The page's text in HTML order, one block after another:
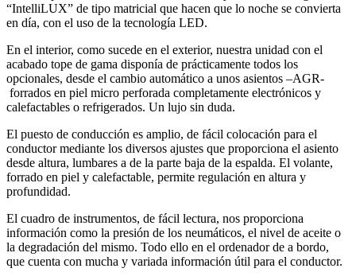
“IntelliLUX” de tipo matricial que hacen que lo noche se convierta
en día, con el uso de la tecnología LED.
En el interior, como sucede en el exterior, nuestra unidad con el
acabado tope de gama disponía de prácticamente todos los
opcionales, desde el cambio automático a unos asientos –AGR-
forrados en piel micro perforada completamente electrónicos y
calefactables o refrigerados. Un lujo sin duda.
El puesto de conducción es amplio, de fácil colocación para el
conductor mediante los diversos ajustes que proporciona el asiento
desde altura, lumbares a de la parte baja de la espalda. El volante,
forrado en piel y calefactable, permite regulación en altura y
profundidad.
El cuadro de instrumentos, de fácil lectura, nos proporciona
información como la presión de los neumáticos, el nivel de aceite o
la degradación del mismo. Todo ello en el ordenador de a bordo,
que cuenta con mucha y variada información útil para el conductor.